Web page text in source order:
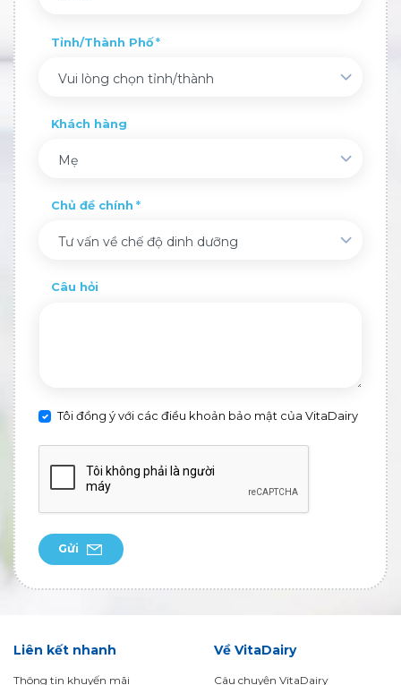
Tỉnh/Thành Phố
Vui lòng chọn tỉnh/thành
Khách hàng
Mẹ
Chủ đề chính
Tư vấn về chế độ dinh dưỡng
Câu hỏi
Tôi đồng ý với các điều khoản bảo mật của VitaDairy
Gửi
Liên kết nhanh
Thông tin khuyến mãi
Về VitaDairy
Câu chuyện VitaDairy